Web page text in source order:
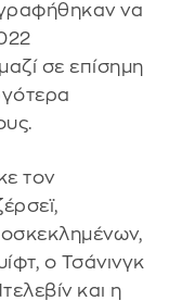
να
σε επίσημη
τον
ο Τσάνινγκ
και η